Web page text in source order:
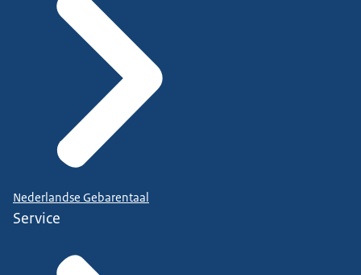
Nederlandse Gebarentaal
Service